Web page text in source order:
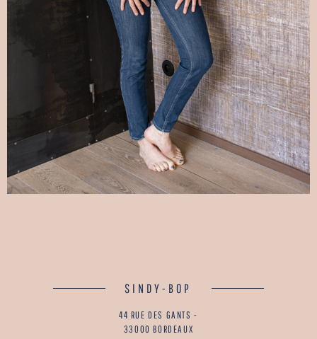
SINDY-BOP
44 RUE DES GANTS -
33000 BORDEAUX